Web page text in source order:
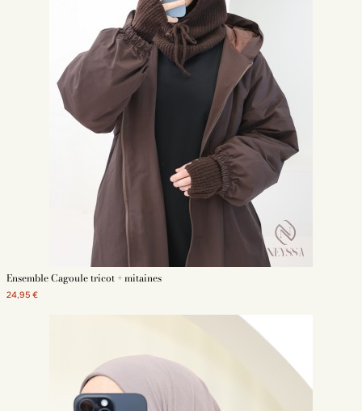
Ensemble Cagoule tricot + mitaines
24,95 €